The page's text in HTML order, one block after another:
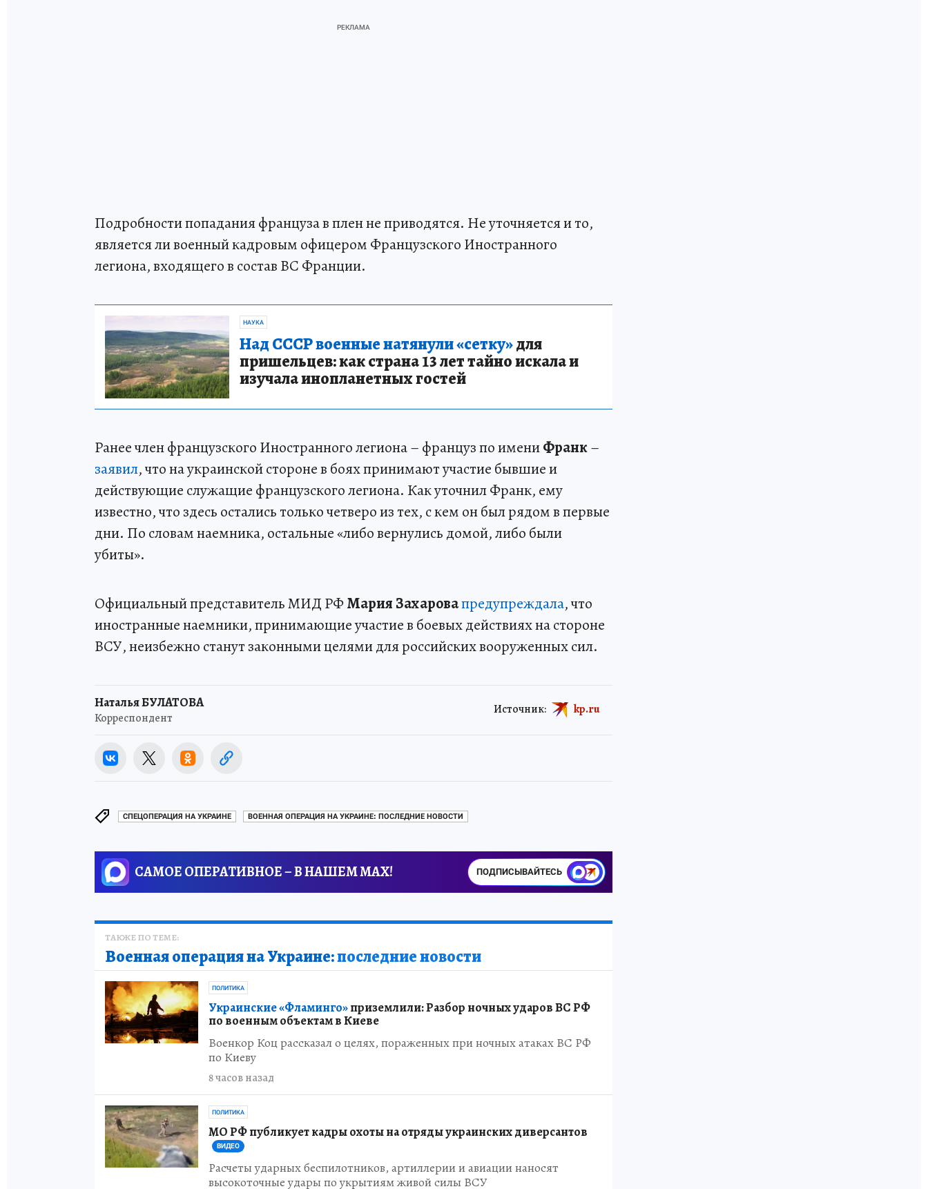
Подробности попадания француза в плен не приводятся. Не уточняется и то,
является ли военный кадровым офицером Французского Иностранного
легиона, входящего в состав ВС Франции.
НАУКА
Над СССР военные натянули «сетку»для
пришельцев: как страна 13 лет тайно искала и
изучала инопланетных гостей
Ранее член французского Иностранного легиона – француз по имениФранк–
заявил, что на украинской стороне в боях принимают участие бывшие и
действующие служащие французского легиона. Как уточнил Франк, ему
известно, что здесь остались только четверо из тех, с кем он был рядом в первые
дни. По словам наемника, остальные «либо вернулись домой, либо были
убиты».
Официальный представитель МИД РФМария Захаровапредупреждала, что
иностранные наемники, принимающие участие в боевых действиях на стороне
ВСУ, неизбежно станут законными целями для российских вооруженных сил.
Наталья БУЛАТОВА
Корреспондент
Источник: kp.ru
СПЕЦОПЕРАЦИЯ НА УКРАИНЕ ВОЕННАЯ ОПЕРАЦИЯ НА УКРАИНЕ: ПОСЛЕДНИЕ НОВОСТИ
САМОЕ ОПЕРАТИВНОЕ – В НАШЕМ MAX! ПОДПИСЫВАЙТЕСЬ
ТАКЖЕ ПО ТЕМЕ:
Военная операция на Украине:последние новости
ПОЛИТИКА
Украинские «Фламинго»приземлили: Разбор ночных ударов ВС РФ
по военным объектам в Киеве
Военкор Коц рассказал о целях, пораженных при ночных атаках ВС РФ
по Киеву
8 часов назад
ПОЛИТИКА
МО РФ публикует кадры охоты на отряды украинских диверсантов
ВИДЕО
Расчеты ударных беспилотников, артиллерии и авиации наносят
высокоточные удары по укрытиям живой силы ВСУ